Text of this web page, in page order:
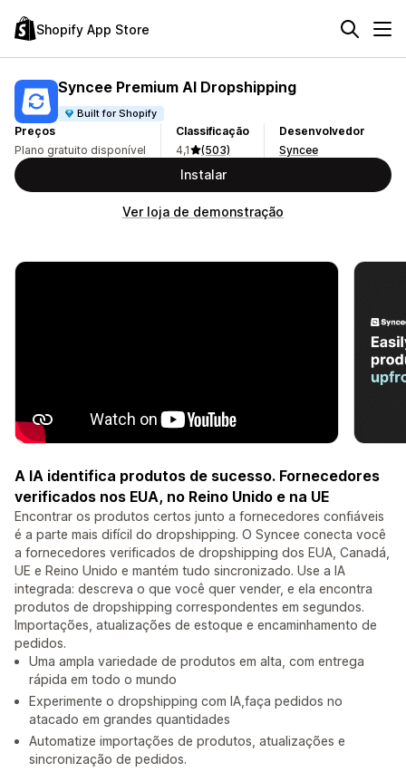
Shopify App Store
Syncee Premium AI Dropshipping
Built for Shopify
Preços
Plano gratuito disponível
Classificação
4,1
(503)
Desenvolvedor
Syncee
Instalar
Ver loja de demonstração
A IA identifica produtos de sucesso. Fornecedores
verificados nos EUA, no Reino Unido e na UE
Encontrar os produtos certos junto a fornecedores confiáveis
é a parte mais difícil do dropshipping. O Syncee conecta você
a fornecedores verificados de dropshipping dos EUA, Canadá,
UE e Reino Unido e mantém tudo sincronizado. Use a IA
integrada: descreva o que você quer vender, e ela encontra
produtos de dropshipping correspondentes em segundos.
Importações, atualizações de estoque e encaminhamento de
pedidos.
Uma ampla variedade de produtos em alta, com entrega
rápida em todo o mundo
Experimente o dropshipping com IA,faça pedidos no
atacado em grandes quantidades
Automatize importações de produtos, atualizações e
sincronização de pedidos.